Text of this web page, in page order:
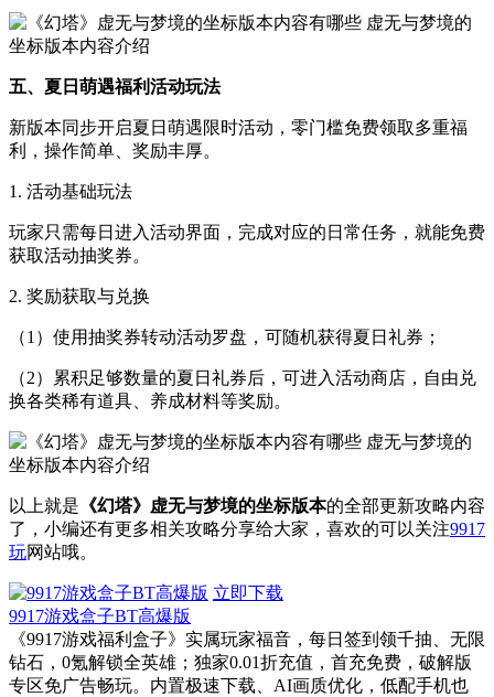
五、夏日萌遇福利活动玩法
新版本同步开启夏日萌遇限时活动，零门槛免费领取多重福
利，操作简单、奖励丰厚。
1. 活动基础玩法
玩家只需每日进入活动界面，完成对应的日常任务，就能免费
获取活动抽奖券。
2. 奖励获取与兑换
（1）使用抽奖券转动活动罗盘，可随机获得夏日礼券；
（2）累积足够数量的夏日礼券后，可进入活动商店，自由兑
换各类稀有道具、养成材料等奖励。
以上就是 《幻塔》虚无与梦境的坐标版本的全部更新攻略内容
了，小编还有更多相关攻略分享给大家，喜欢的可以关注9917
玩网站哦。
立即下载
9917游戏盒子BT高爆版
《9917游戏福利盒子》实属玩家福音，每日签到领千抽、无限
钻石，0氪解锁全英雄；独家0.01折充值，首充免费，破解版
专区免广告畅玩。内置极速下载、AI画质优化，低配手机也